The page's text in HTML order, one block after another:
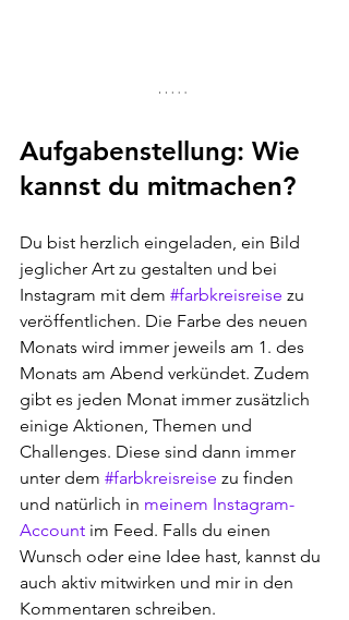
Aufgabenstellung: Wie
kannst du mitmachen?
Du bist herzlich eingeladen, ein Bild
jeglicher Art zu gestalten und bei
Instagram mit dem #farbkreisreise zu
veröffentlichen. Die Farbe des neuen
Monats wird immer jeweils am 1. des
Monats am Abend verkündet. Zudem
gibt es jeden Monat immer zusätzlich
einige Aktionen, Themen und
Challenges. Diese sind dann immer
unter dem #farbkreisreise zu finden
und natürlich in meinem Instagram-
Account im Feed. Falls du einen
Wunsch oder eine Idee hast, kannst du
auch aktiv mitwirken und mir in den
Kommentaren schreiben.